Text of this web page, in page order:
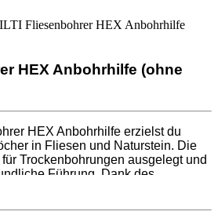
Fliesenbohrer HEX Anbohrhilfe
HEX Anbohrhilfe (ohne
HEX Anbohrhilfe erzielst du
in Fliesen und Naturstein. Die
Trockenbohrungen ausgelegt und
Führung. Dank des
der herausnehmbare